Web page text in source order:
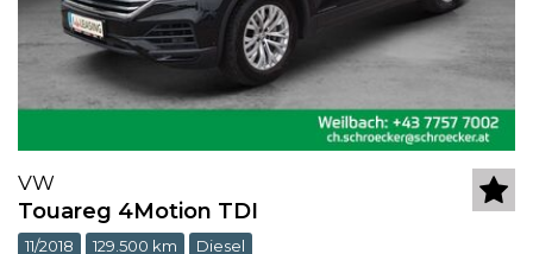
VW
Touareg 4Motion TDI
11/2018 129.500 km Diesel